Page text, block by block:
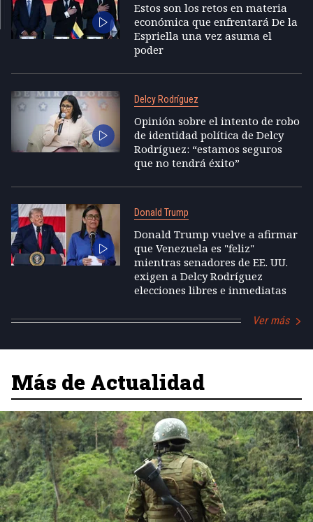
Estos son los retos en materia
económica que enfrentará De la
Espriella una vez asuma el
poder
Delcy Rodríguez
Opinión sobre el intento de robo
de identidad política de Delcy
Rodríguez: “estamos seguros
que no tendrá éxito”
Donald Trump
Donald Trump vuelve a afirmar
que Venezuela es "feliz"
mientras senadores de EE. UU.
exigen a Delcy Rodríguez
elecciones libres e inmediatas
Ver más
Más de Actualidad